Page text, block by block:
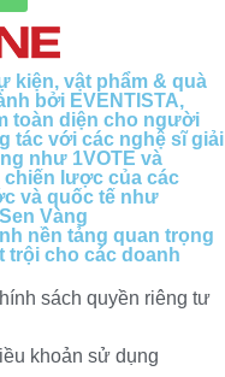
kiện, vật phẩm & quà
bởi EVENTISTA,
toàn diện cho người
tác với các nghệ sĩ giải
như 1VOTE và
chiến lược của các
và quốc tế như
Vàng
nền tảng quan trọng
trội cho các doanh
sách quyền riêng tư​
khoản sử dụng